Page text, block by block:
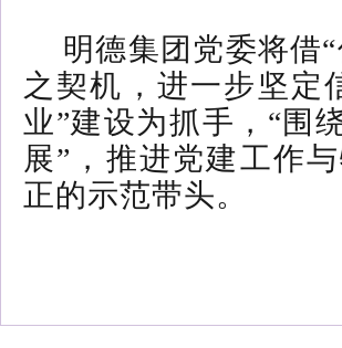
明德集团党委将借
之契机，进一步坚定
业”建设为抓手，“围
展”，推进党建工作
正的示范带头。